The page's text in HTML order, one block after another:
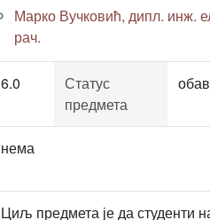
Марко Вучковић, дипл. инж.
рач.
6.0
Статус
предмета
нема
Циљ предмета је да студенти